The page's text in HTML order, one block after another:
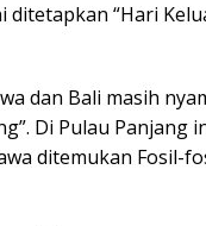
“Hari
dan Bali masih
Di Pulau Panjang
ditemukan Fosil-